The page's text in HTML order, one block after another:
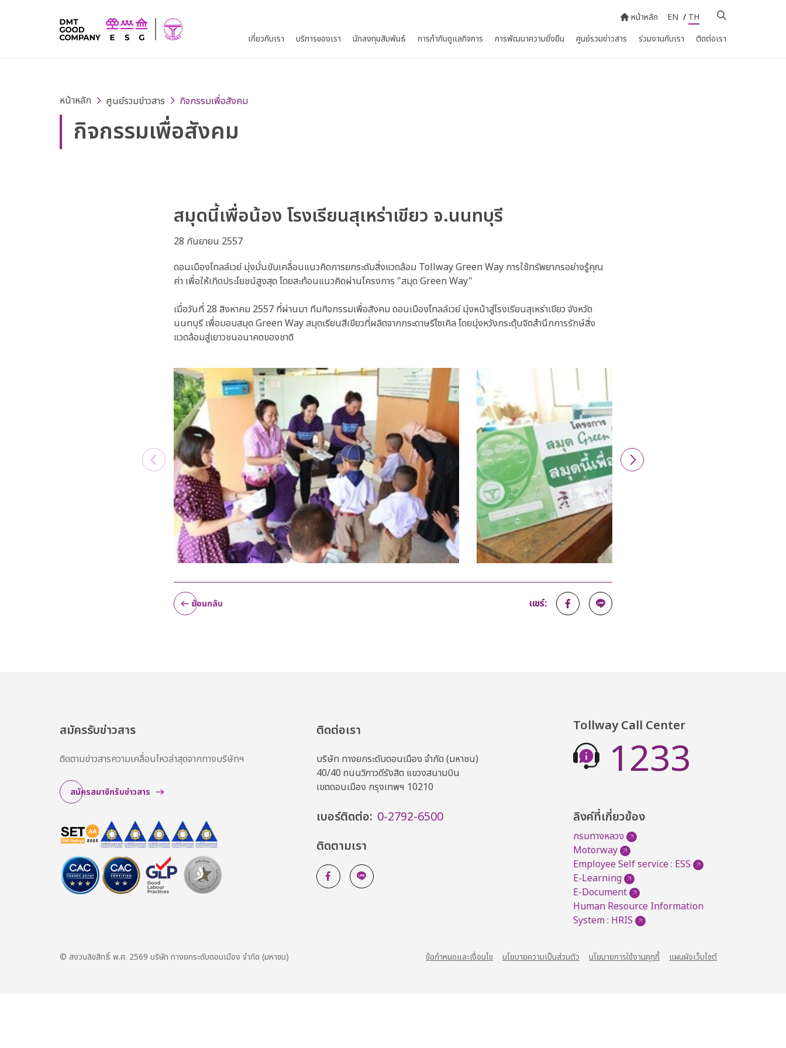
หน้าหลัก EN / TH
เกี่ยวกับเรา
บริการของเรา นักลงทุนสัมพันธ์ การกำกับดูแลกิจการ การพัฒนาความยั่งยืน ศูนย์รวมข่าวสาร ร่วมงานกับเรา ติดต่อเรา
หน้าหลัก ศูนย์รวมข่าวสาร กิจกรรมเพื่อสังคม
กิจกรรมเพื่อสังคม
สมุดนี้เพื่อน้อง โรงเรียนสุเหร่าเขียว จ.นนทบุรี
28 กันยายน 2557
ดอนเมืองโทลล์เวย์ มุ่งมั่นขับเคลื่อนแนวคิดการยกระดับสิ่งแวดล้อม Tollway Green Way การใช้ทรัพยากรอย่างรู้คุณ
ค่า เพื่อให้เกิดประโยชน์สูงสุด โดยสะท้อนแนวคิดผ่านโครงการ "สมุด Green Way"
เมื่อวันที่ 28 สิงหาคม 2557 ที่ผ่านมา ทีมกิจกรรมเพื่อสังคม ดอนเมืองโทลล์เวย์ มุ่งหน้าสู่โรงเรียนสุเหร่าเขียว จังหวัด
นนทบุรี เพื่อมอบสมุด Green Way สมุดเรียนสีเขียวที่ผลิตจากกระดาษรีไซเคิล โดยมุ่งหวังกระตุ้นจิตสำนึกการรักษ์สิ่ง
แวดล้อมสู่เยาวชนอนาคตของชาติ
แชร์:
ย้อนกลับ
สมัครรับข่าวสาร
ติดตามข่าวสารความเคลื่อนไหวล่าสุดจากทางบริษัทฯ
สมัครสมาชิกรับข่าวสาร
ติดต่อเรา
บริษัท ทางยกระดับดอนเมือง จำกัด (มหาชน)
40/40 ถนนวิภาวดีรังสิต แขวงสนามบิน
เขตดอนเมือง กรุงเทพฯ 10210
เบอร์ติดต่อ: 0-2792-6500
ติดตามเรา
Tollway Call Center
1233
ลิงค์ที่เกี่ยวข้อง
กรมทางหลวง
Motorway
Employee Self service : ESS
E-Learning
E-Document
Human Resource Information
System : HRIS
© สงวนลิขสิทธิ์ พ.ศ. 2569 บริษัท ทางยกระดับดอนเมือง จำกัด (มหาชน) ข้อกำหนดและเงื่อนไข นโยบายความเป็นส่วนตัว นโยบายการใช้งานคุกกี้ แผนผังเว็บไซต์